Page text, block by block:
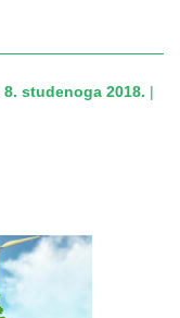
8. studenoga 2018. |